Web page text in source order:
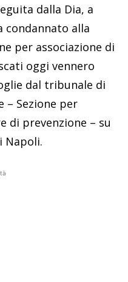
dalla Dia, a
condannato alla
per associazione di
oggi vennero
dal tribunale di
– Sezione per
di prevenzione – su
Napoli.